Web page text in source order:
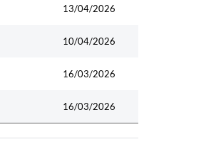
13/04/2026
10/04/2026
16/03/2026
16/03/2026